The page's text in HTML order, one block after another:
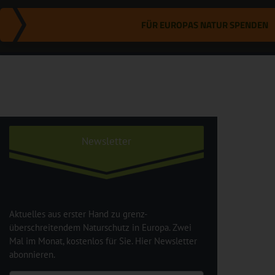
FÜR EUROPAS NATUR SPENDEN
Newsletter
Aktuelles aus erster Hand zu grenz-
überschreitendem Naturschutz in Europa. Zwei
Mal im Monat, kostenlos für Sie. Hier Newsletter
abonnieren.